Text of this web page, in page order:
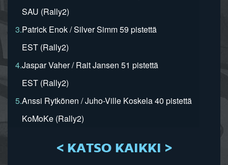
SAU (Rally2)
3.Patrick Enok / Silver Simm 59 pistettä
EST (Rally2)
4.Jaspar Vaher / Rait Jansen 51 pistettä
EST (Rally2)
5.Anssi Rytkönen / Juho-Ville Koskela 40 pistettä
KoMoKe (Rally2)
< KATSO KAIKKI >